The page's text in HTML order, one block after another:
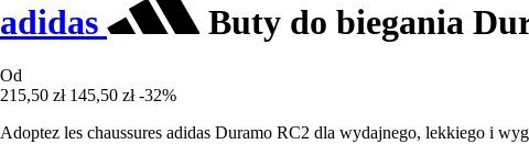
adidas Buty do biegania
Od
215,50 zł 145,50 zł -32%
Adoptez les chaussures adidas Duramo RC2 dla wydajnego, lekkiego i